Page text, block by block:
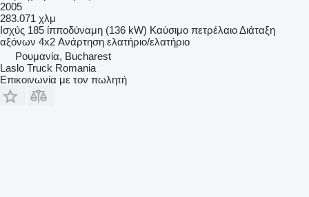
2005
283.071 χλμ
Ισχύς 185 ίπποδύναμη (136 kW) Καύσιμο πετρέλαιοΔιάταξη
αξόνων 4x2 Ανάρτηση ελατήριο/ελατήριο
Ρουμανία, Bucharest
Laslo Truck Romania
Επικοινωνία με τον πωλητή